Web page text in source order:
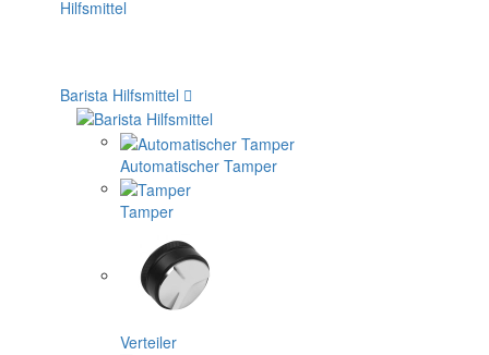
Barista Hilfsmittel
Automatischer Tamper
Tamper
Verteiler